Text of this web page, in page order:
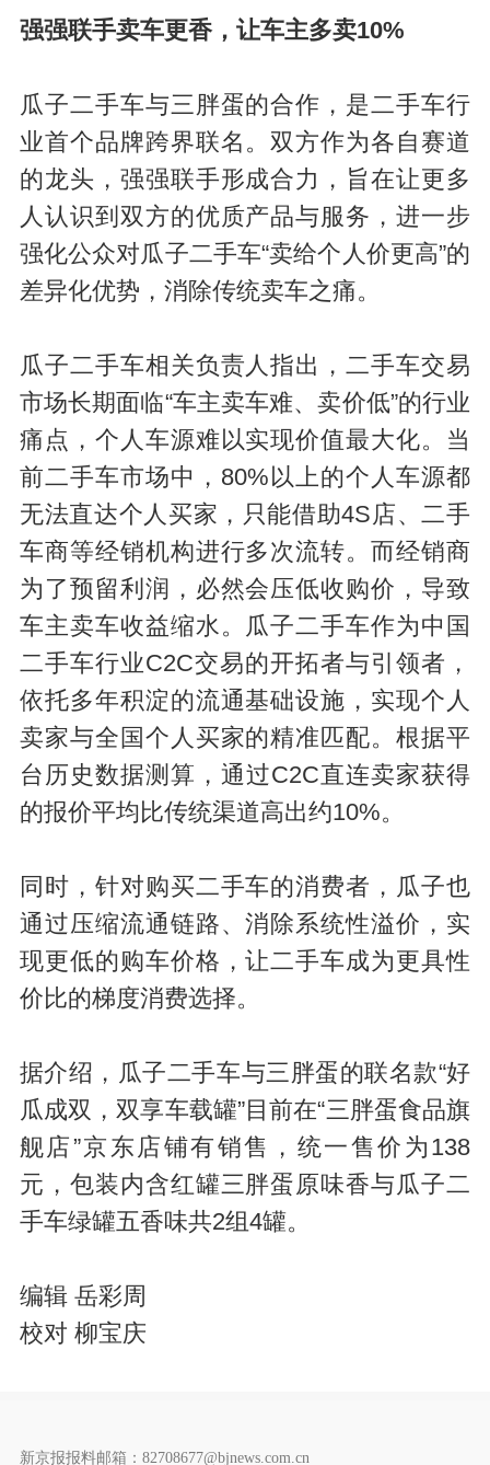
强强联手卖车更香，让车主多卖10%
瓜子二手车与三胖蛋的合作，是二手车行
业首个品牌跨界联名。双方作为各自赛道
的龙头，强强联手形成合力，旨在让更多
人认识到双方的优质产品与服务，进一步
强化公众对瓜子二手车“卖给个人价更高”的
差异化优势，消除传统卖车之痛。
瓜子二手车相关负责人指出，二手车交易
市场长期面临“车主卖车难、卖价低”的行业
痛点，个人车源难以实现价值最大化。当
前二手车市场中，80%以上的个人车源都
无法直达个人买家，只能借助4S店、二手
车商等经销机构进行多次流转。而经销商
为了预留利润，必然会压低收购价，导致
车主卖车收益缩水。瓜子二手车作为中国
二手车行业C2C交易的开拓者与引领者，
依托多年积淀的流通基础设施，实现个人
卖家与全国个人买家的精准匹配。根据平
台历史数据测算，通过C2C直连卖家获得
的报价平均比传统渠道高出约10%。
同时，针对购买二手车的消费者，瓜子也
通过压缩流通链路、消除系统性溢价，实
现更低的购车价格，让二手车成为更具性
价比的梯度消费选择。
据介绍，瓜子二手车与三胖蛋的联名款“好
瓜成双，双享车载罐”目前在“三胖蛋食品旗
舰店”京东店铺有销售，统一售价为138
元，包装内含红罐三胖蛋原味香与瓜子二
手车绿罐五香味共2组4罐。
编辑 岳彩周
校对 柳宝庆
新京报报料邮箱：82708677@bjnews.com.cn